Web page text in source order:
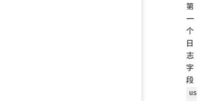
第
一
个
日
志
字
段
us